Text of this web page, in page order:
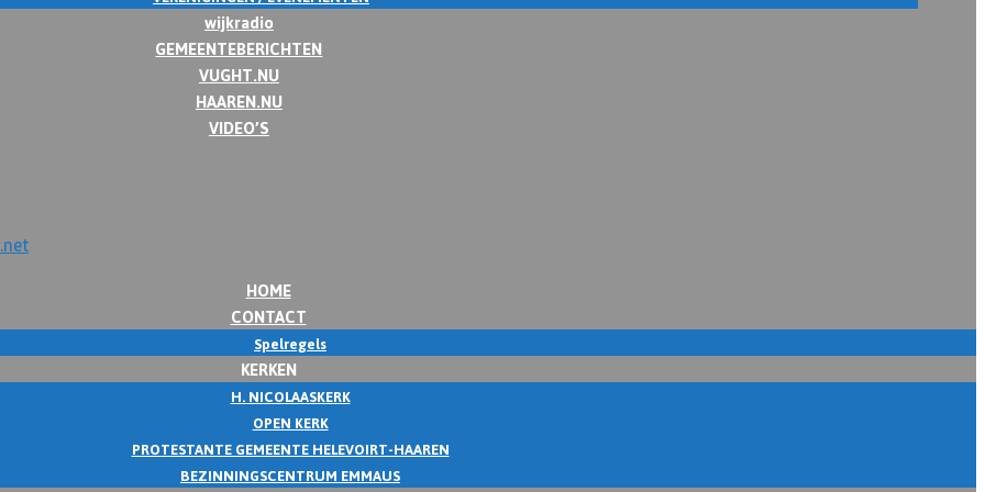
wijkradio
GEMEENTEBERICHTEN
VUGHT.NU
HAAREN.NU
VIDEO’S
HOME
CONTACT
Spelregels
KERKEN
H. NICOLAASKERK
OPEN KERK
PROTESTANTE GEMEENTE HELEVOIRT-HAAREN
BEZINNINGSCENTRUM EMMAUS